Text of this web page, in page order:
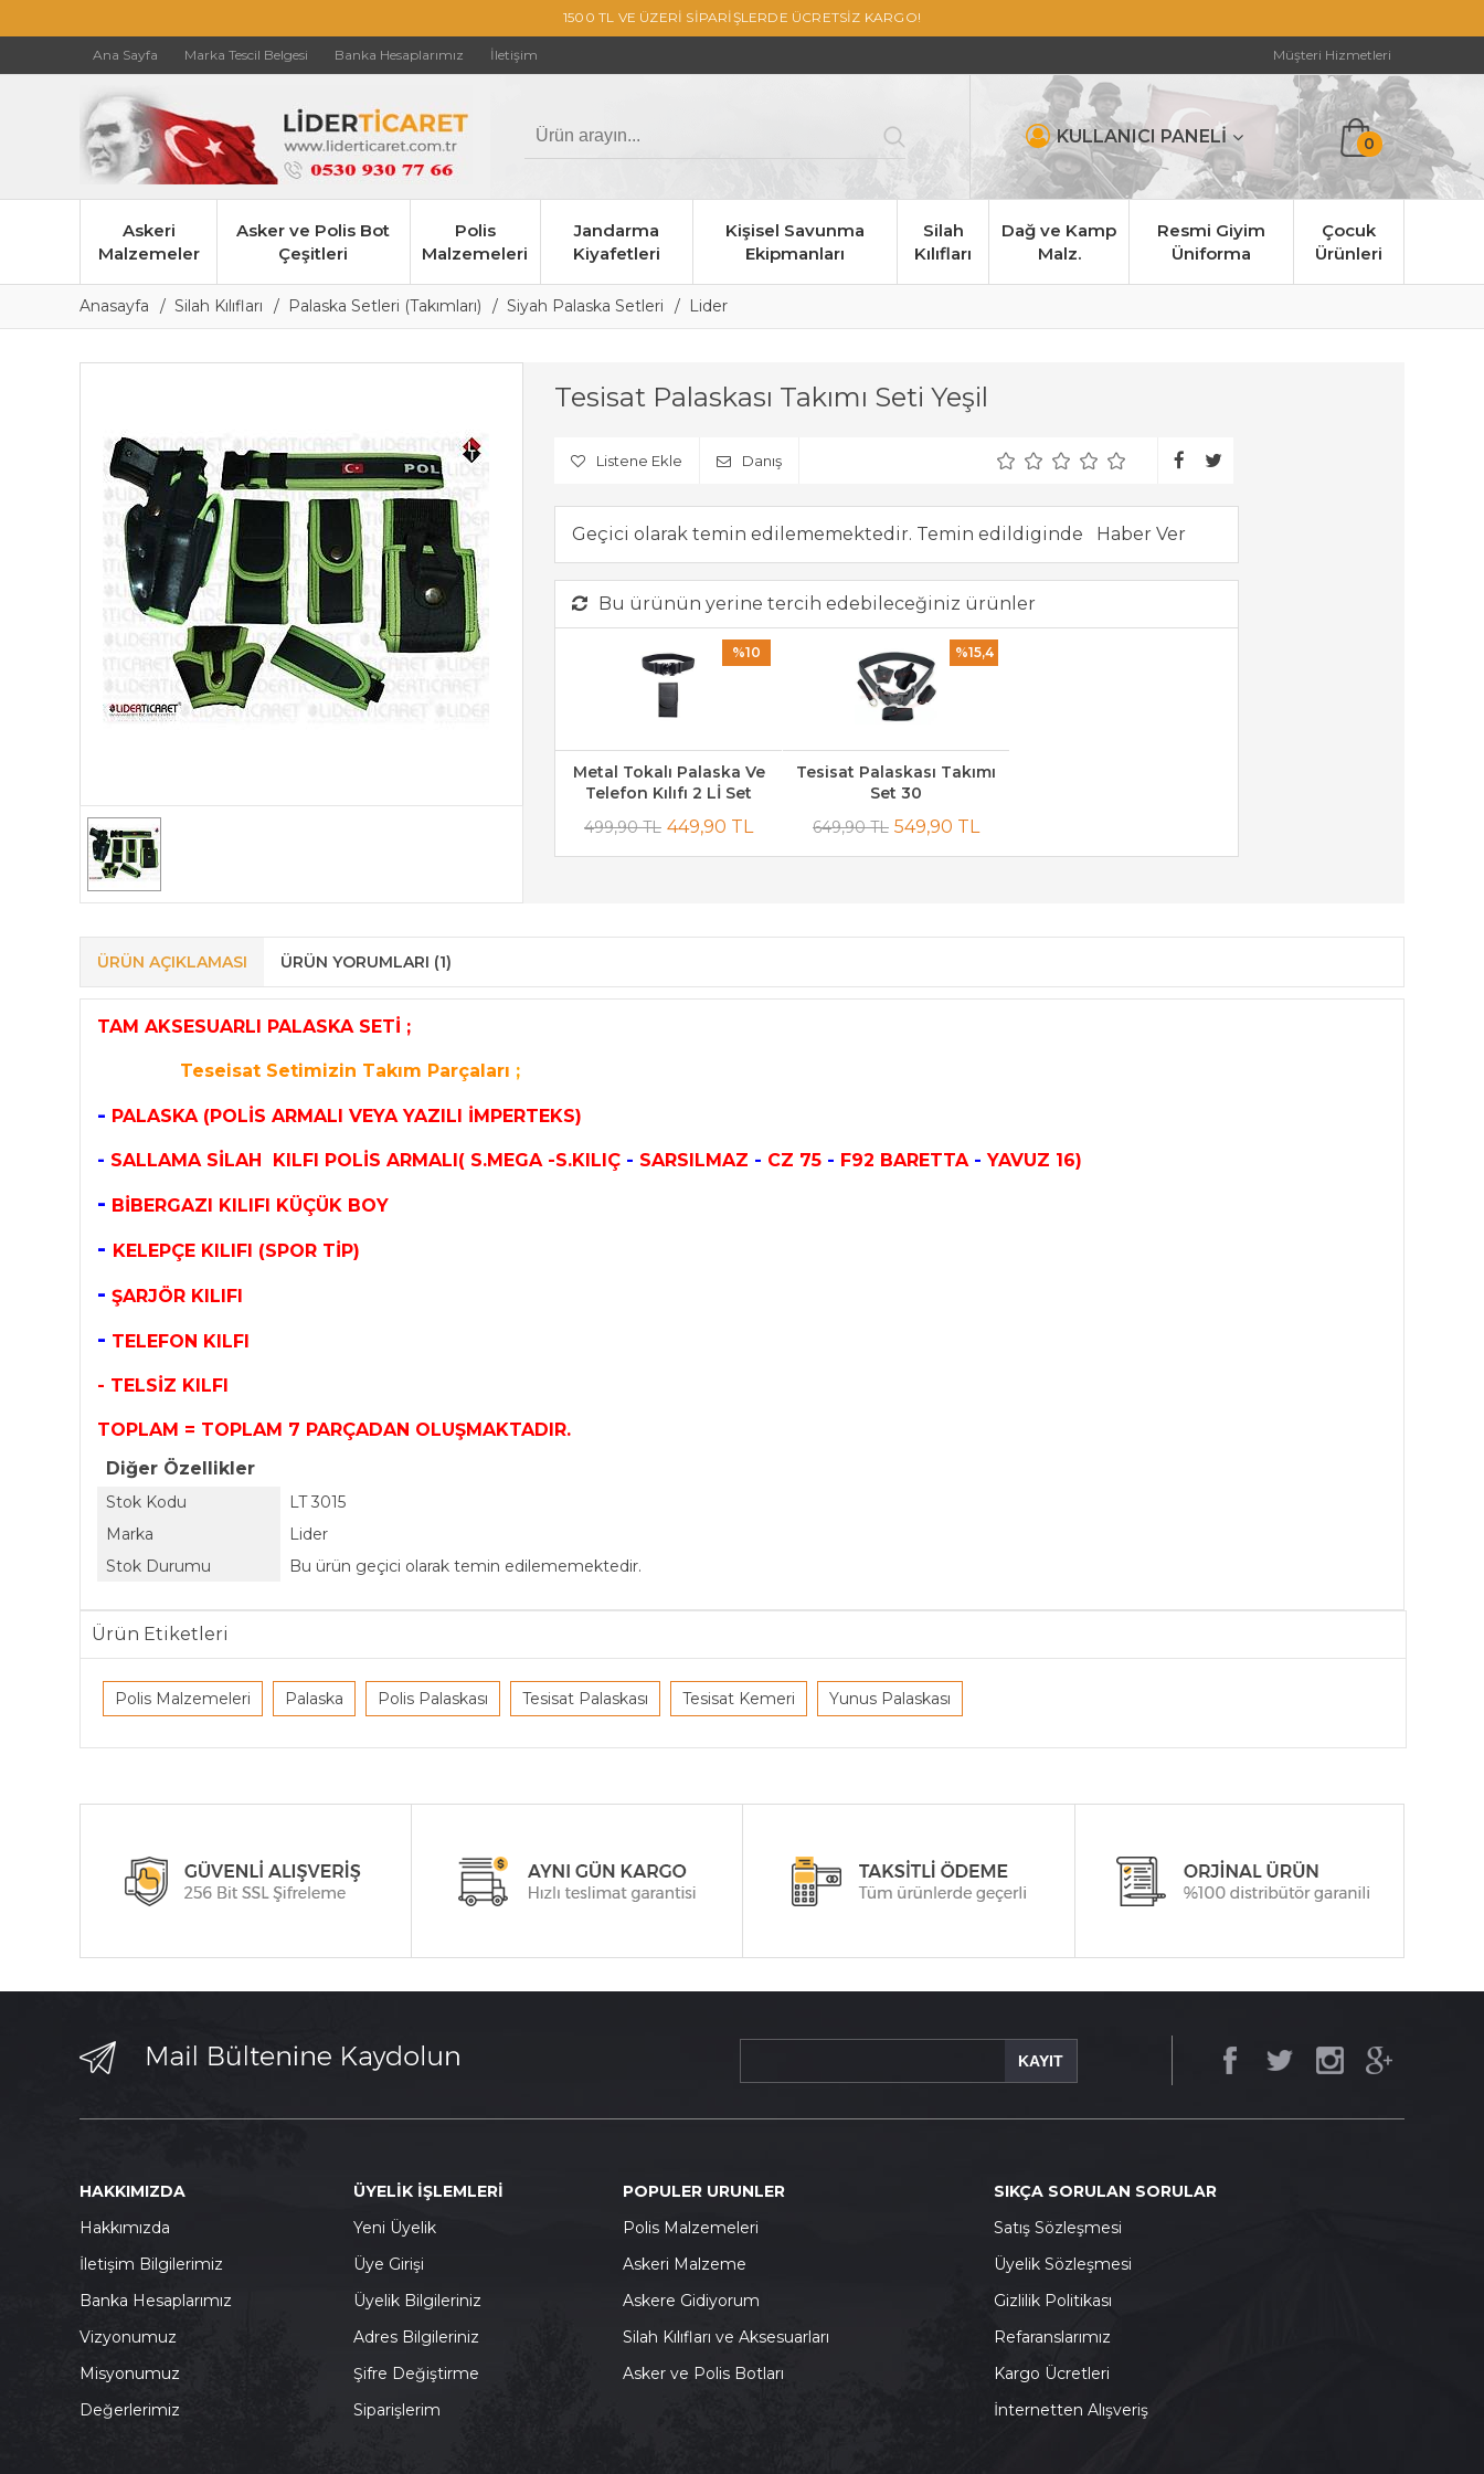
1500 TL VE ÜZERİ SİPARİŞLERDE ÜCRETSİZ KARGO!
Ana Sayfa Marka Tescil Belgesi Banka Hesaplarımız İletişim Müşteri Hizmetleri
KULLANICI PANELİ 0
Askeri
Malzemeler
Asker ve Polis Bot
Çeşitleri
Polis
Malzemeleri
Jandarma
Kiyafetleri
Kişisel Savunma
Ekipmanları
Silah
Kılıfları
Dağ ve Kamp
Malz.
Resmi Giyim
Üniforma
Çocuk
Ürünleri
Anasayfa Silah Kılıfları Palaska Setleri (Takımları) Siyah Palaska Setleri Lider
Tesisat Palaskası Takımı Seti Yeşil
Listene Ekle Danış
Geçici olarak temin edilememektedir. Temin edildiginde
Bu ürünün yerine tercih edebileceğiniz ürünler
%10
Metal Tokalı Palaska Ve
Telefon Kılıfı 2 Lİ Set
499,90 TL 449,90 TL
%15,4
Tesisat Palaskası Takımı
Set 30
649,90 TL 549,90 TL
ÜRÜN AÇIKLAMASI ÜRÜN YORUMLARI (1)
TAM AKSESUARLI PALASKA SETİ ;
Teseisat Setimizin Takım Parçaları ;
- PALASKA (POLİS ARMALI VEYA YAZILI İMPERTEKS)
- SALLAMA SİLAH KILFI POLİS ARMALI( S.MEGA -S.KILIÇ - SARSILMAZ - CZ 75 - F92 BARETTA - YAVUZ 16)
- BİBERGAZI KILIFI KÜÇÜK BOY
- KELEPÇE KILIFI (SPOR TİP)
- ŞARJÖR KILIFI
- TELEFON KILFI
- TELSİZ KILFI
TOPLAM = TOPLAM 7 PARÇADAN OLUŞMAKTADIR.
Diğer Özellikler
Stok Kodu
LT 3015
Marka
Lider
Stok Durumu
Bu ürün geçici olarak temin edilememektedir.
Ürün Etiketleri
Polis Malzemeleri Palaska Polis Palaskası Tesisat Palaskası Tesisat Kemeri Yunus Palaskası
KAYIT
HAKKIMIZDA ÜYELİK İŞLEMLERİ POPULER URUNLER
SIKÇA SORULAN SORULAR
Hakkımızda
Yeni Üyelik Polis Malzemeleri Satış Sözleşmesi
İletişim Bilgilerimiz
Üye Girişi Askeri Malzeme Üyelik Sözleşmesi
Banka Hesaplarımız
Üyelik Bilgileriniz Askere Gidiyorum Gizlilik Politikası
Vizyonumuz
Adres Bilgileriniz Silah Kılıfları ve Aksesuarları
Refaranslarımız
Misyonumuz
Şifre Değiştirme Asker ve Polis Botları Kargo Ücretleri
Değerlerimiz
Siparişlerim İnternetten Alışveriş